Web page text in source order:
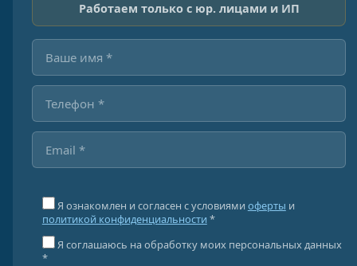
Работаем только с юр. лицами и ИП
Я ознакомлен и согласен с условиями оферты и
политикой конфиденциальности *
Я соглашаюсь на обработку моих персональных данных
*